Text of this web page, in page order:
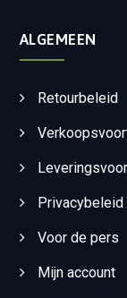
ALGEMEEN
Retourbeleid
Privacybeleid
Voor de pers
Mijn account